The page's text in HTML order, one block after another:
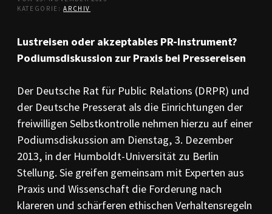
Beschwerdeausschüsse
Geschichte
Studium/Ausbildung
Kontakt
KODIZES
Kommunikationskodex
PR-Kodizes
Kodizes öfft. Kommunikation
BESCHWERDE
Anleitung zur Beschwerde
Beschwerdeformular
Beschwerdeordnung
KATEGORIE:ARCHIV
Lustreisen oder akzeptables PR-Instrument?
Podiumsdiskussion zur Praxis bei Pressereisen
Der Deutsche Rat für Public Relations (DRPR) und
der Deutsche Presserat als die Einrichtungen der
freiwilligen Selbstkontrolle nehmen hierzu auf einer
Podiumsdiskussion am Dienstag, 3. Dezember
2013, in der Humboldt-Universität zu Berlin
Stellung. Sie greifen gemeinsam mit Experten aus
Praxis und Wissenschaft die Forderung nach
klareren und schärferen ethischen Verhaltensregeln